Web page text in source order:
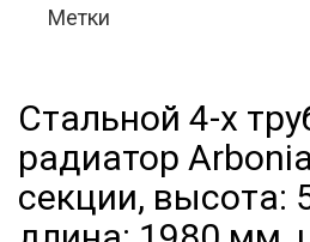
Метки
Стальной 4-х
радиатор
секции, высота: